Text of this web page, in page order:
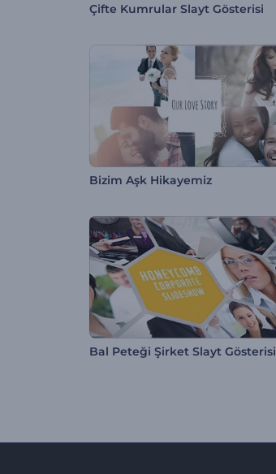
Çifte Kumrular Slayt Gösterisi
Bizim Aşk Hikayemiz
Bal Peteği Şirket Slayt Gösterisi